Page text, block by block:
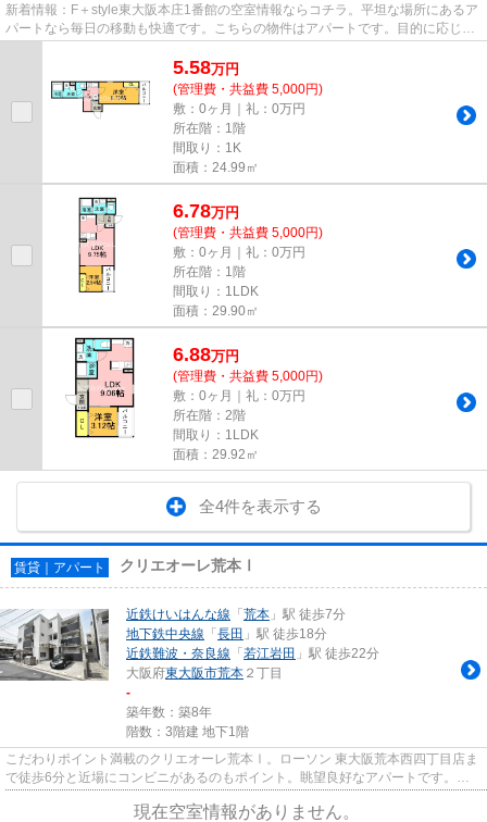
新着情報：F＋style東大阪本庄1番館の空室情報ならコチラ。平坦な場所にあるア
パートなら毎日の移動も快適です。こちらの物件はアパートです。目的に応じて
駅を選べることが、2駅利用...
5.58万円
(管理費・共益費 5,000円)
敷：0ヶ月｜礼：0万円
所在階：1階
間取り：1K
面積：24.99㎡
6.78万円
(管理費・共益費 5,000円)
敷：0ヶ月｜礼：0万円
所在階：1階
間取り：1LDK
面積：29.90㎡
6.88万円
(管理費・共益費 5,000円)
敷：0ヶ月｜礼：0万円
所在階：2階
間取り：1LDK
面積：29.92㎡
全4件を表示する
賃貸｜アパート クリエオーレ荒本Ⅰ
近鉄けいはんな線 「荒本 」駅 徒歩7分
地下鉄中央線 「長田 」駅 徒歩18分
近鉄難波・奈良線 「若江岩田 」駅 徒歩22分
大阪府東大阪市荒本 ２丁目
-
築年数：築8年
階数：3階建 地下1階
こだわりポイント満載のクリエオーレ荒本Ⅰ。ローソン 東大阪荒本西四丁目店ま
で徒歩6分と近場にコンビニがあるのもポイント。眺望良好なアパートです。朝
に慌てることなく行動するため...
現在空室情報がありません。